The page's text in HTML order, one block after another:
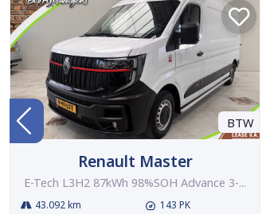
BTW
Renault Master
E-Tech L3H2 87kWh 98%SOH Advance 3-...
43.092 km
143 PK